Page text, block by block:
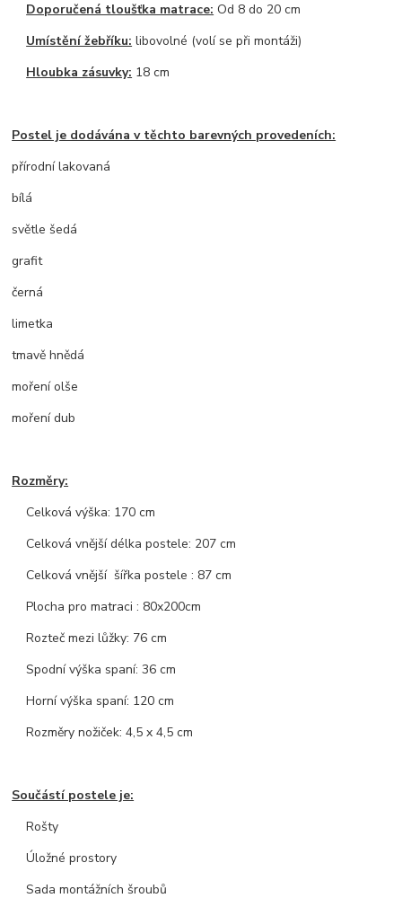
Doporučená tloušťka matrace: Od 8 do 20 cm
Umístění žebříku: libovolné (volí se při montáži)
Hloubka zásuvky: 18 cm
Postel je dodávána v těchto barevných provedeních:
přírodní lakovaná
bílá
světle šedá
grafit
černá
limetka
tmavě hnědá
moření olše
moření dub
Rozměry:
Celková výška: 170 cm
Celková vnější délka postele: 207 cm
Celková vnější šířka postele : 87 cm
Plocha pro matraci : 80x200cm
Rozteč mezi lůžky: 76 cm
Spodní výška spaní: 36 cm
Horní výška spaní: 120 cm
Rozměry nožiček: 4,5 x 4,5 cm
Součástí postele je:
Rošty
Úložné prostory
Sada montážních šroubů